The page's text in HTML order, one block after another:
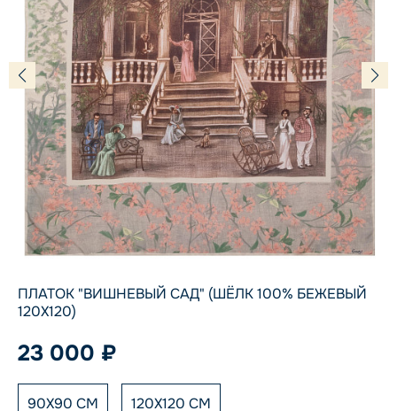
ПЛАТОК "ВИШНЕВЫЙ САД" (ШЁЛК 100% БЕЖЕВЫЙ
120Х120)
23 000 ₽
90X90 СМ 120X120 СМ